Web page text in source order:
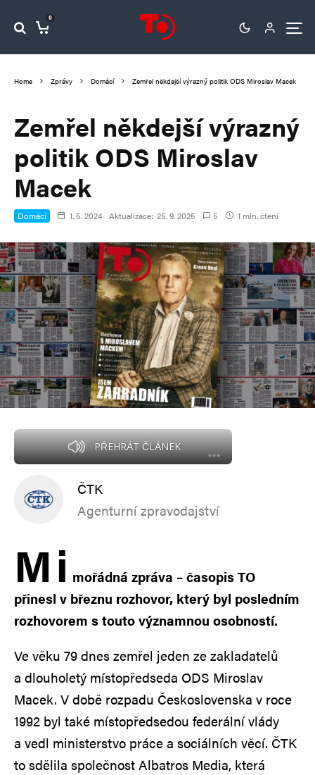
0
Home Zprávy Domácí Zemřel někdejší výrazný politik ODS Miroslav Macek
Zemřel někdejší výrazný
politik ODS Miroslav
Macek
Domácí 1. 5. 2024 Aktualizace: 25. 9. 2025 5 1 min. čtení
PŘEHRÁT ČLÁNEK
ČTK
Agenturní zpravodajství
Mi mořádná zpráva – časopis TO
přinesl v březnu rozhovor, který byl posledním
rozhovorem s touto významnou osobností.
Ve věku 79 dnes zemřel jeden ze zakladatelů
a dlouholetý místopředseda ODS Miroslav
Macek. V době rozpadu Československa v roce
1992 byl také místopředsedou federální vlády
a vedl ministerstvo práce a sociálních věcí. ČTK
to sdělila společnost Albatros Media, která